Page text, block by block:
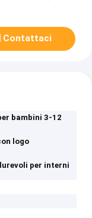
Contattaci
bambini 3-12
logo
per interni